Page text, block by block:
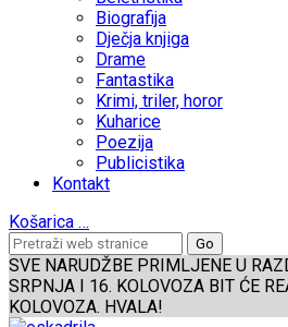
Biografija
Dječja knjiga
Drame
Fantastika
Krimi, triler, horor
Kuharice
Poezija
Publicistika
Kontakt
Košarica …
SVE NARUDŽBE PRIMLJENE U
SRPNJA I 16. KOLOVOZA BIT ĆE
KOLOVOZA. HVALA!